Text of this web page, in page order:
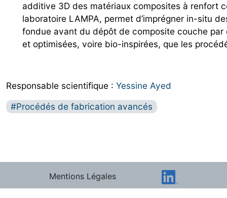
additive 3D des matériaux composites à renfort
laboratoire LAMPA, permet d’imprégner in-situ
fondue avant du dépôt de composite couche
et optimisées, voire bio-inspirées, que les
Responsable scientifique : Yessine Ayed
Procédés de fabrication avancés
Mentions Légales